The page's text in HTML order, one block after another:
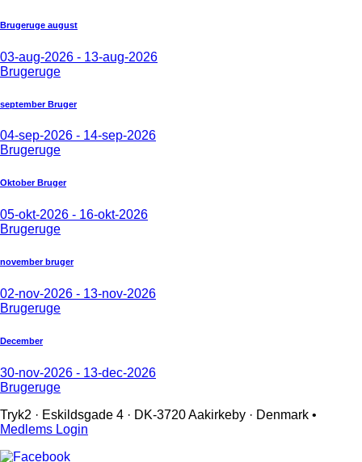
Brugeruge august
03-aug-2026 - 13-aug-2026
Brugeruge
september Bruger
04-sep-2026 - 14-sep-2026
Brugeruge
Oktober Bruger
05-okt-2026 - 16-okt-2026
Brugeruge
november bruger
02-nov-2026 - 13-nov-2026
Brugeruge
December
30-nov-2026 - 13-dec-2026
Brugeruge
Tryk2 · Eskildsgade 4 ­· DK-3720 Aakirkeby · Denmark •
Medlems Login